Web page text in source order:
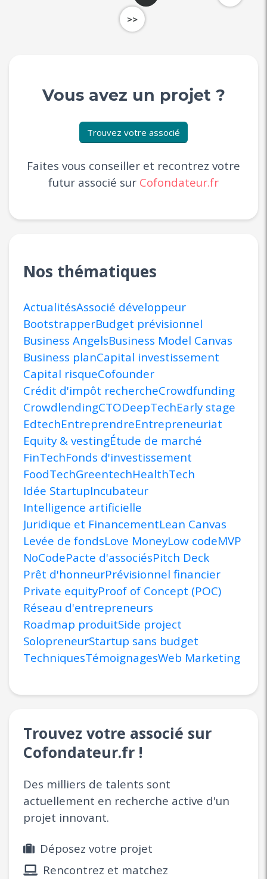
>>
Vous avez un projet ?
Trouvez votre associé
Faites vous conseiller et recontrez votre
futur associé sur Cofondateur.fr
Nos thématiques
ActualitésAssocié développeur
BootstrapperBudget prévisionnel
Business AngelsBusiness Model Canvas
Business planCapital investissement
Capital risqueCofounder
Crédit d'impôt rechercheCrowdfunding
CrowdlendingCTODeepTechEarly stage
EdtechEntreprendreEntrepreneuriat
Equity & vestingÉtude de marché
FinTechFonds d'investissement
FoodTechGreentechHealthTech
Idée StartupIncubateur
Intelligence artificielle
Juridique et FinancementLean Canvas
Levée de fondsLove MoneyLow codeMVP
NoCodePacte d'associésPitch Deck
Prêt d'honneurPrévisionnel financier
Private equityProof of Concept (POC)
Réseau d'entrepreneurs
Roadmap produitSide project
SolopreneurStartup sans budget
TechniquesTémoignagesWeb Marketing
Trouvez votre associé sur
Cofondateur.fr !
Des milliers de talents sont
actuellement en recherche active d'un
projet innovant.
Déposez votre projet
Rencontrez et matchez